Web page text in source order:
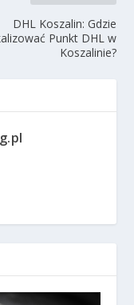
DHL Koszalin: Gdzie
Punkt DHL w
Koszalinie?